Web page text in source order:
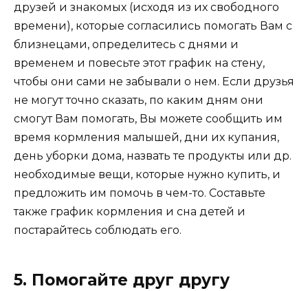
друзей и знакомых (исходя из их свободного
времени), которые согласились помогать Вам с
близнецами, определитесь с днями и
временем и повесьте этот график на стену,
чтобы они сами не забывали о нем. Если друзья
не могут точно сказать, по каким дням они
смогут Вам помогать, Вы можете сообщить им
время кормления малышей, дни их купания,
день уборки дома, назвать те продукты или др.
необходимые вещи, которые нужно купить, и
предложить им помочь в чем-то. Составьте
также график кормления и сна детей и
постарайтесь соблюдать его.
5. Помогайте друг другу